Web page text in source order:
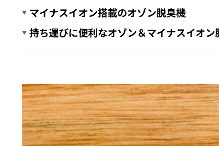
マイナスイオン搭載のオゾン脱臭機
持ち運びに便利なオゾン＆マイナスイオン